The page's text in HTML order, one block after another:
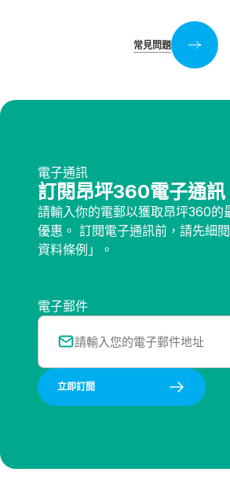
常見問題
電子通訊
訂閱昂坪360電子通訊
請輸入你的電郵以獲取昂坪360的
優惠。 訂閱電子通訊前，請先細
資料條例」。
電子郵件
立即訂閲